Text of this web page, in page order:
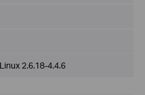
2.6.18-4.4.6